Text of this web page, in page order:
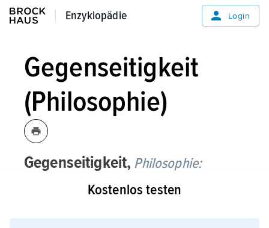
Enzyklopädie
Enzyklopädie Login
Gegenseitigkeit
(Philosophie)
Gegenseitigkeit, Philosophie:
auf den Austausch mit anderen Menschen
Kostenlos testen